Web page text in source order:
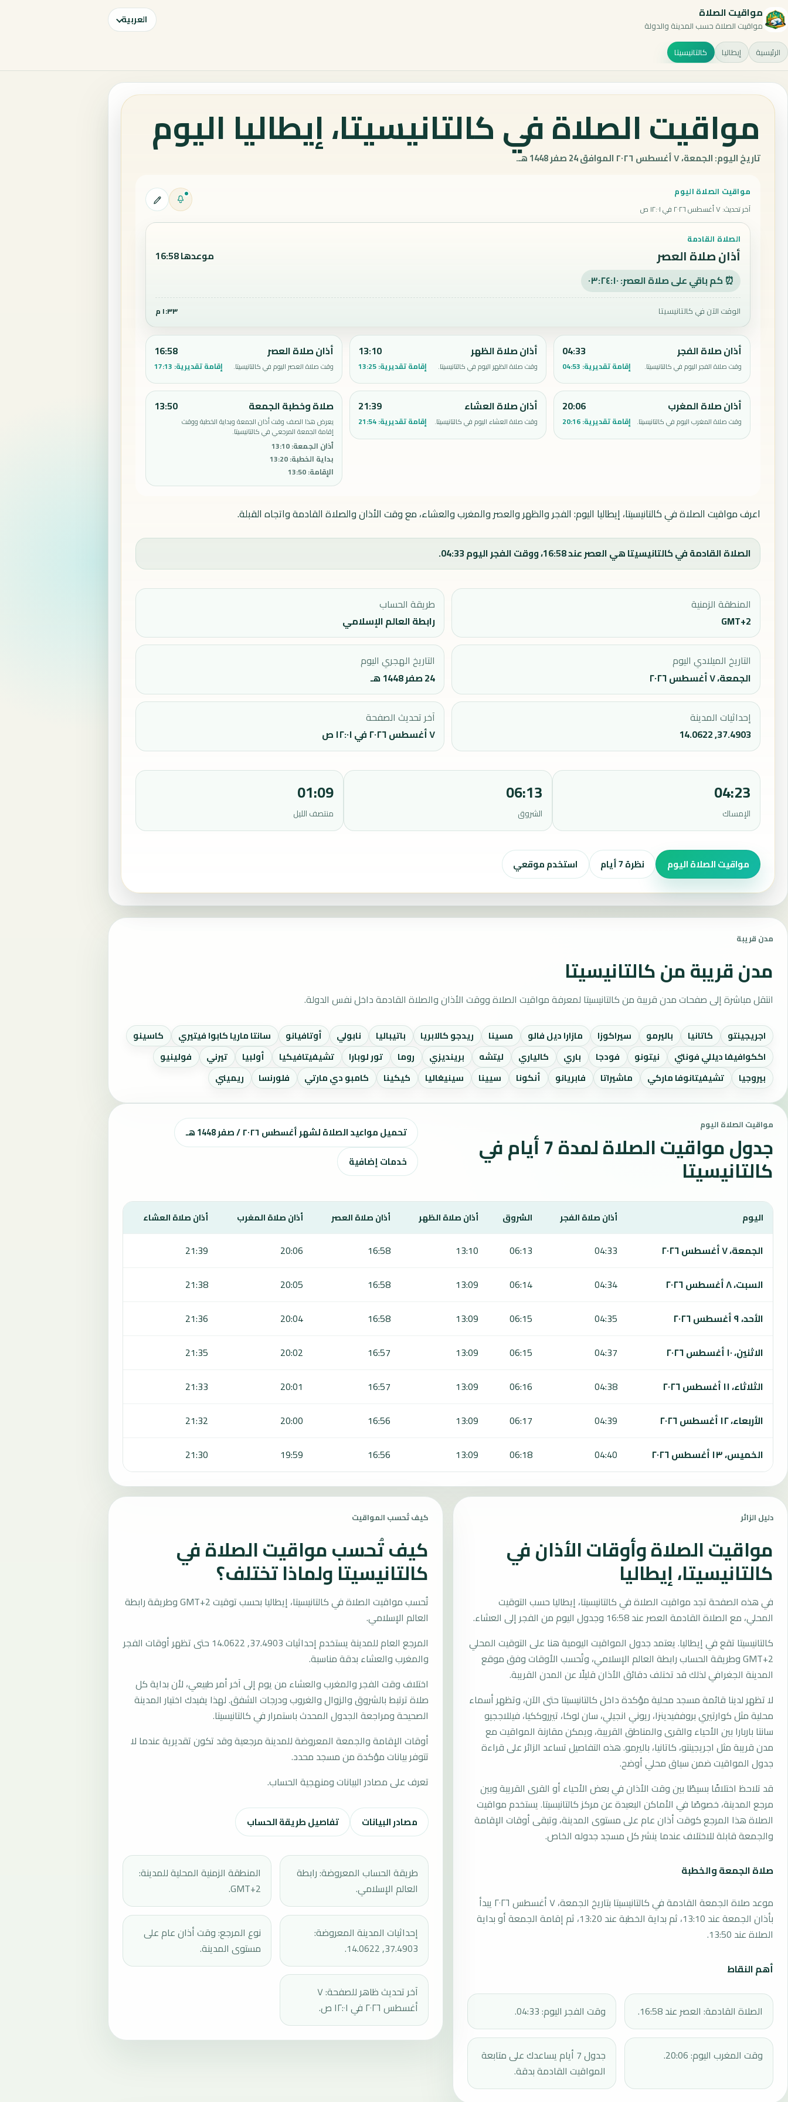
مواقيت الصلاة
مواقيت الصلاة حسب المدينة والدولة العربية
الرئيسية إيطاليا كالتانيسيتا
مواقيت الصلاة في كالتانيسيتا، إيطاليا اليوم
تاريخ اليوم: الجمعة، ٧ أغسطس ٢٠٢٦ الموافق 24 صفر 1448 هـ.
مواقيت الصلاة اليوم
آخر تحديث:٧ أغسطس ٢٠٢٦ في ١٢:٠١ ص
الصلاة القادمة
أذان صلاة العصر موعدها 16:58
⏰ كم باقي على صلاة العصر: ٠٣:٢٤:٠٩
الوقت الآن في كالتانيسيتا ١:٣٣ م
أذان صلاة الفجر
وقت صلاة الفجر اليوم في كالتانيسيتا.
04:33
إقامة تقديرية: 04:53
أذان صلاة الظهر
وقت صلاة الظهر اليوم في كالتانيسيتا.
13:10
إقامة تقديرية:13:25
أذان صلاة العصر
وقت صلاة العصر اليوم في كالتانيسيتا.
16:58
إقامة تقديرية: 17:13
أذان صلاة المغرب
وقت صلاة المغرب اليوم في كالتانيسيتا.
20:06
إقامة تقديرية:20:16
أذان صلاة العشاء
وقت صلاة العشاء اليوم في كالتانيسيتا.
21:39
إقامة تقديرية:21:54
صلاة وخطبة الجمعة
يعرض هذا الصف وقت أذان الجمعة وبداية الخطبة ووقت
إقامة الجمعة المرجعي في كالتانيسيتا.
أذان الجمعة:
13:10
بداية الخطبة:
13:20
الإقامة:
13:50
13:50
اعرف مواقيت الصلاة في كالتانيسيتا، إيطاليا اليوم: الفجر والظهر والعصر والمغرب والعشاء، مع وقت الأذان والصلاة القادمة واتجاه القبلة.
الصلاة القادمة في كالتانيسيتا هي العصر عند 16:58، ووقت الفجر اليوم 04:33.
المنطقة الزمنية
GMT+2
طريقة الحساب
رابطة العالم الإسلامي
التاريخ الميلادي اليوم
الجمعة، ٧ أغسطس ٢٠٢٦
التاريخ الهجري اليوم
24 صفر 1448 هـ
إحداثيات المدينة
37.4903, 14.0622
آخر تحديث الصفحة
٧ أغسطس ٢٠٢٦ في ١٢:٠١ ص
04:23
الإمساك
06:13
الشروق
01:09
منتصف الليل
مواقيت الصلاة اليوم نظرة 7 أيام استخدم موقعي
مدن قريبة
مدن قريبة من كالتانيسيتا
انتقل مباشرة إلى صفحات مدن قريبة من كالتانيسيتا لمعرفة مواقيت الصلاة ووقت الأذان والصلاة القادمة داخل نفس الدولة.
اجريجينتو كاتانيا باليرمو سيراكوزا مازارا ديل فالو مسينا ريدجو كالابريا باتيباليا نابولي أوتافيانو سانتا ماريا كابوا فيتيري
كاسينو
اككوافيفا ديللي فونتي
نيتونو فودجا باري كالياري ليتشه برينديزي روما تور لوبارا تشيفيتافيكيا أولبيا تيرني
فولينيو
بيروجيا
تشيفيتانوفا ماركي ماشيراتا فابريانو أنكونا سيينا سينيغاليا كيكينا كامبو دي مارتي فلورنسا ريميني
مواقيت الصلاة اليوم
جدول مواقيت الصلاة لمدة 7 أيام في
كالتانيسيتا
تحميل مواعيد الصلاة لشهر أغسطس ٢٠٢٦ / صفر 1448 هـ
خدمات إضافية
يعرض هذا الجدول مواقيت الصلاة لمدة 7 أيام في كالتانيسيتا، بما يشمل الفجر والشروق والظهر والعصر والمغرب والعشاء.
اليوم أذان صلاة الفجر الشروق أذان صلاة الظهر أذان صلاة العصر أذان صلاة المغرب أذان صلاة العشاء
الجمعة، ٧ أغسطس ٢٠٢٦ 04:33
06:13
13:10
16:58
20:06
21:39
السبت، ٨ أغسطس ٢٠٢٦
04:34
06:14
13:09
16:58
20:05
21:38
الأحد، ٩ أغسطس ٢٠٢٦
04:35
06:15
13:09
16:58
20:04
21:36
الاثنين، ١٠ أغسطس ٢٠٢٦
04:37
06:15
13:09
16:57
20:02
21:35
الثلاثاء، ١١ أغسطس ٢٠٢٦
04:38
06:16
13:09
16:57
20:01
21:33
الأربعاء، ١٢ أغسطس ٢٠٢٦
04:39
06:17
13:09
16:56
20:00
21:32
الخميس، ١٣ أغسطس ٢٠٢٦
04:40
06:18
13:09
16:56
19:59
21:30
دليل الزائر
مواقيت الصلاة وأوقات الأذان في
كالتانيسيتا، إيطاليا
في هذه الصفحة تجد مواقيت الصلاة في كالتانيسيتا، إيطاليا حسب التوقيت
المحلي، مع الصلاة القادمة العصر عند 16:58 وجدول اليوم من الفجر إلى العشاء.
كالتانيسيتا تقع في إيطاليا. يعتمد جدول المواقيت اليومية هنا على التوقيت المحلي
GMT+2 وطريقة الحساب رابطة العالم الإسلامي، وتُحسب الأوقات وفق موقع
المدينة الجغرافي لذلك قد تختلف دقائق الأذان قليلًا عن المدن القريبة.
لا تظهر لدينا قائمة مسجد محلية مؤكدة داخل كالتانيسيتا حتى الآن، وتظهر أسماء
محلية مثل كوارتيري بروففيدينزا، ريوني انجيلي، سان لوكا، تيرروككيا، فيللاججيو
سانتا باربارا بين الأحياء والقرى والمناطق القريبة، ويمكن مقارنة المواقيت مع
مدن قريبة مثل اجريجينتو، كاتانيا، باليرمو. هذه التفاصيل تساعد الزائر على قراءة
جدول المواقيت ضمن سياق محلي أوضح.
قد تلاحظ اختلافًا بسيطًا بين وقت الأذان في بعض الأحياء أو القرى القريبة وبين
مرجع المدينة، خصوصًا في الأماكن البعيدة عن مركز كالتانيسيتا. يستخدم مواقيت
الصلاة هذا المرجع كوقت أذان عام على مستوى المدينة، وتبقى أوقات الإقامة
والجمعة قابلة للاختلاف عندما ينشر كل مسجد جدوله الخاص.
صلاة الجمعة والخطبة
موعد صلاة الجمعة القادمة في كالتانيسيتا بتاريخ الجمعة، ٧ أغسطس ٢٠٢٦ يبدأ
بأذان الجمعة عند 13:10، ثم بداية الخطبة عند 13:20، ثم إقامة الجمعة أو بداية
الصلاة عند 13:50.
أهم النقاط
الصلاة القادمة: العصر عند 16:58. وقت الفجر اليوم: 04:33.
وقت المغرب اليوم: 20:06.
جدول 7 أيام يساعدك على متابعة
المواقيت القادمة بدقة.
كيف تُحسب المواقيت
كيف تُحسب مواقيت الصلاة في
كالتانيسيتا ولماذا تختلف؟
تُحسب مواقيت الصلاة في كالتانيسيتا، إيطاليا بحسب توقيت GMT+2 وطريقة رابطة
العالم الإسلامي.
المرجع العام للمدينة يستخدم إحداثيات 37.4903, 14.0622 حتى تظهر أوقات الفجر
والمغرب والعشاء بدقة مناسبة.
اختلاف وقت الفجر والمغرب والعشاء من يوم إلى آخر أمر طبيعي، لأن بداية كل
صلاة ترتبط بالشروق والزوال والغروب ودرجات الشفق. لهذا يفيدك اختيار المدينة
الصحيحة ومراجعة الجدول المحدث باستمرار في كالتانيسيتا.
أوقات الإقامة والجمعة المعروضة للمدينة مرجعية وقد تكون تقديرية عندما لا
تتوفر بيانات مؤكدة من مسجد محدد.
تعرف على مصادر البيانات ومنهجية الحساب.
مصادر البيانات تفاصيل طريقة الحساب
طريقة الحساب المعروضة: رابطة
العالم الإسلامي.
المنطقة الزمنية المحلية للمدينة:
GMT+2.
إحداثيات المدينة المعروضة:
37.4903, 14.0622.
نوع المرجع: وقت أذان عام على
مستوى المدينة.
آخر تحديث ظاهر للصفحة: ٧
أغسطس ٢٠٢٦ في ١٢:٠١ ص.